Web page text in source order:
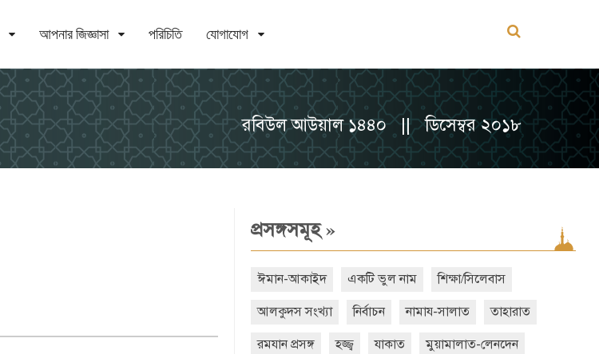
আপনার জিজ্ঞাসা পরিচিতি যোগাযোগ
রবিউল আউয়াল ১৪৪০ || ডিসেম্বর ২০১৮
প্রসঙ্গসমূহ»
ঈমান-আকাইদ একটি ভুল নাম শিক্ষা/সিলেবাস
আলকুদস সংখ্যা নির্বাচন নামায-সালাত তাহারাত
রমযান প্রসঙ্গ হজ্জ্ব যাকাত মুয়ামালাত-লেনদেন